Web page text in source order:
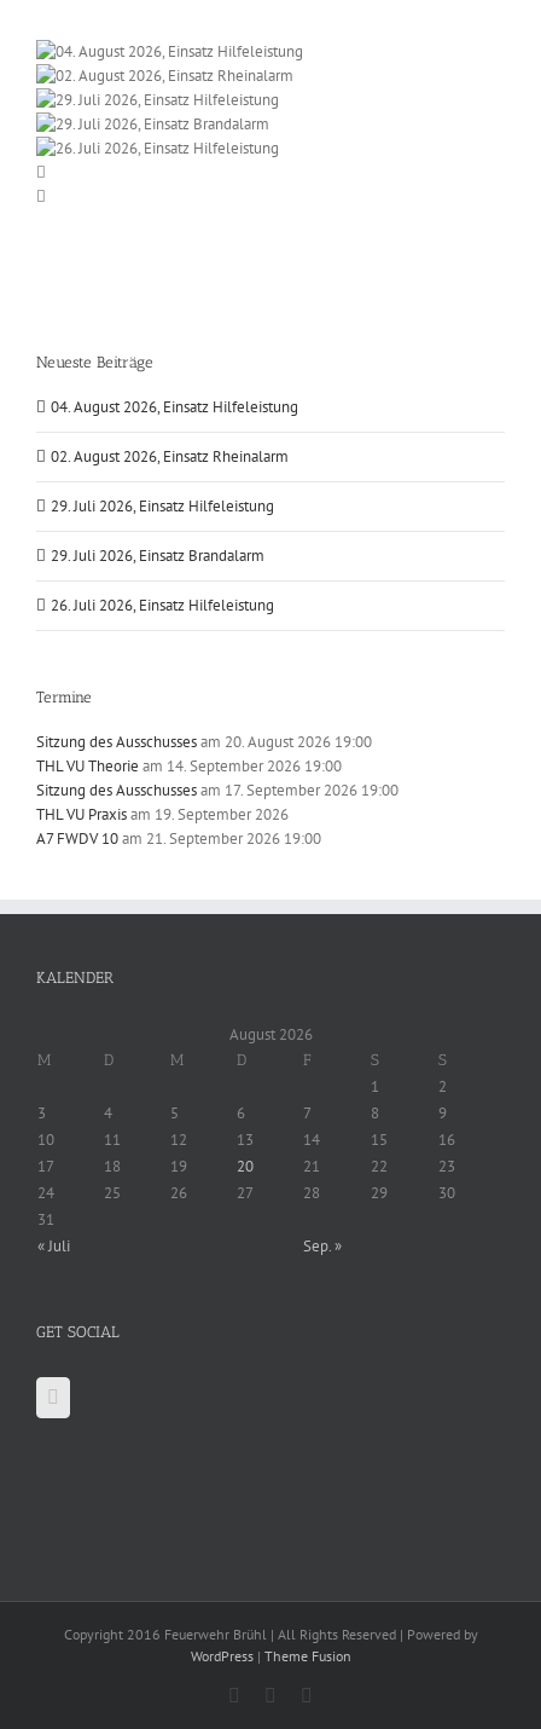
Neueste Beiträge
04. August 2026, Einsatz Hilfeleistung
02. August 2026, Einsatz Rheinalarm
29. Juli 2026, Einsatz Hilfeleistung
29. Juli 2026, Einsatz Brandalarm
26. Juli 2026, Einsatz Hilfeleistung
Termine
Sitzung des Ausschussesam 20. August 2026 19:00
THL VU Theorie am 14. September 2026 19:00
Sitzung des Ausschussesam 17. September 2026 19:00
THL VU Praxisam 19. September 2026
A7 FWDV 10am 21. September 2026 19:00
KALENDER
August 2026
M D M D F S S
1
2
3
4 5 6 7 8
9
10
11 12 13 14 15
16
17
18 19 20 21 22
23
24
25 26 27 28 29
30
31
« Juli
Sep. »
GET SOCIAL
Copyright 2016 Feuerwehr Brühl | All Rights Reserved | Powered by
WordPress| Theme Fusion
Facebook